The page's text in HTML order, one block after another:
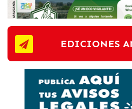
EDICIONES